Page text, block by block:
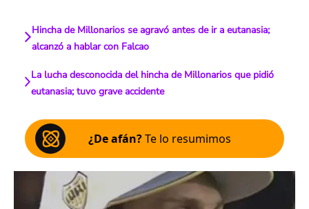
Hincha de Millonarios se agravó antes de ir a eutanasia;
alcanzó a hablar con Falcao
La lucha desconocida del hincha de Millonarios que pidió
eutanasia; tuvo grave accidente
¿De afán?Te lo resumimos